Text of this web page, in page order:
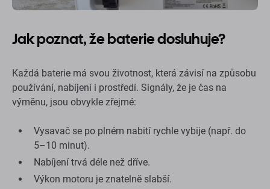
Jak poznat, že baterie dosluhuje?
Každá baterie má svou životnost, která závisí na způsobu
používání, nabíjení i prostředí. Signály, že je čas na
výměnu, jsou obvykle zřejmé:
Vysavač se po plném nabití rychle vybije (např. do
5–10 minut).
Nabíjení trvá déle než dříve.
Výkon motoru je znatelně slabší.